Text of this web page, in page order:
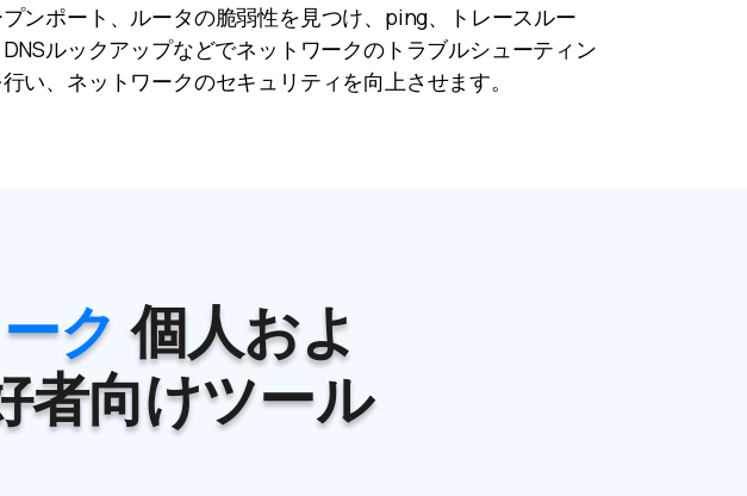
ンポート、ルータの脆弱性を見つけ、ping、トレースルー
DNSルックアップなどでネットワークのトラブルシューティン
い、ネットワークのセキュリティを向上させます。
ク 個人およ
者向けツール